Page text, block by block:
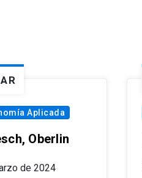
Aplicada
Oberlin
de 2024